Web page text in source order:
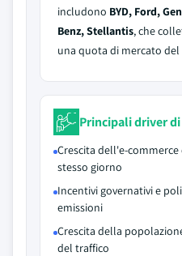
includono BYD, Ford,
Benz, Stellantis, che
una quota di mercato del
Principali driver
Crescita dell'e-
stesso giorno
Incentivi governativi e
emissioni
Crescita della
del traffico